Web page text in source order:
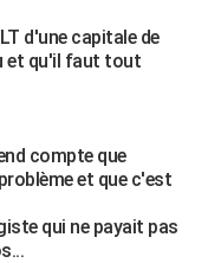
d'une capitale de
et qu'il faut tout
compte que
et que c'est
qui ne payait pas